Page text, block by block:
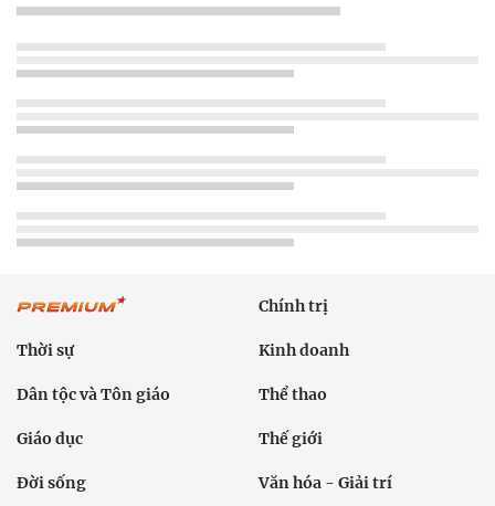
Chính trị
Thời sự Kinh doanh
Dân tộc và Tôn giáo Thể thao
Giáo dục Thế giới
Đời sống Văn hóa - Giải trí